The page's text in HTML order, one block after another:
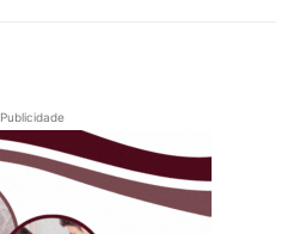
Publicidade